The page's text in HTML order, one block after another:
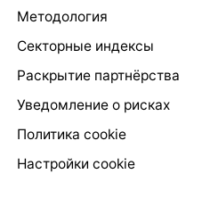
Методология
Секторные индексы
Раскрытие партнёрства
Уведомление о рисках
Политика cookie
Настройки cookie